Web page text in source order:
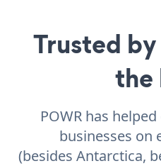
Trusted
the
POWR has
businesses on
(besides Antarctica,